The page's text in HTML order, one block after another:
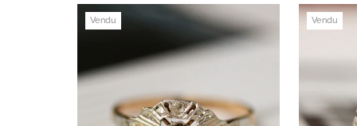
Vendu Vendu